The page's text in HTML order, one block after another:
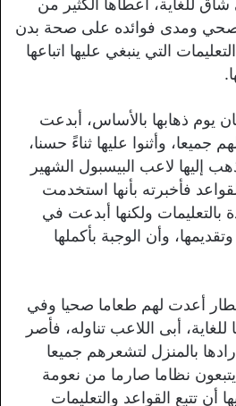
للغاية، أعطاها الكثير من
ومدى فوائده على صحة بدن
التي ينبغي عليها اتباعها
يوم ذهابها بالأساس، أبدعت
جميعا، وأثنوا عليها ثناءً حسنا،
إليها لاعب البيسبول الشهير
فأخبرته بأنها استخدمت
ولكنها أبدعت في
وأن الوجبة بأكملها
أعدت لهم طعاما صحيا وفي
أبى اللاعب تناوله، فأصر
بالمنزل لتشعرهم جميعا
نظاما صارما من نعومة
أن تتبع القواعد والتعليمات